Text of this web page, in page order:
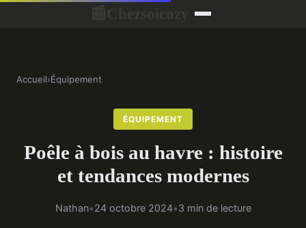
Accueil›Équipement
ÉQUIPEMENT
Poêle à bois au havre : histoire
et tendances modernes
Nathan•24 octobre 2024•3 min de lecture